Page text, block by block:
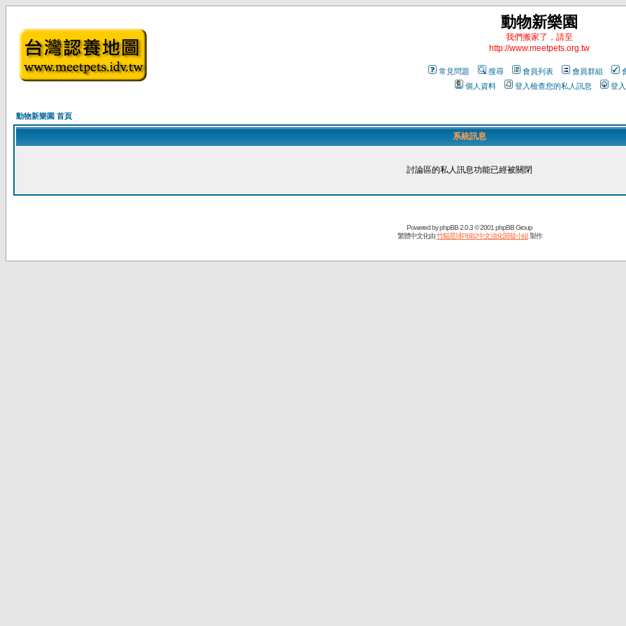
動物新樂園
我們搬家了，請至
http://www.meetpets.org.tw
常見問題 搜尋 會員列表 會員群組
個人資料
登入檢查您的私人訊息 登入
動物新樂園 首頁
系統訊息
討論區的私人訊息功能已經被關閉
Powered byphpBB2.0.3 © 2001 phpBB Group
繁體中文化由竹貓星球PBB2中文強化開發小組製作